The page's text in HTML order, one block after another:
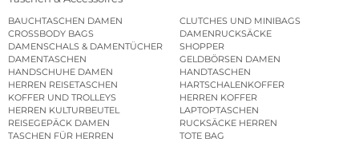
BAUCHTASCHEN DAMEN
CLUTCHES UND MINIBAGS
CROSSBODY BAGS
DAMENRUCKSÄCKE
DAMENSCHALS & DAMENTÜCHER
SHOPPER
DAMENTASCHEN
GELDBÖRSEN DAMEN
HANDSCHUHE DAMEN
HANDTASCHEN
HERREN REISETASCHEN
HARTSCHALENKOFFER
KOFFER UND TROLLEYS
HERREN KOFFER
HERREN KULTURBEUTEL
LAPTOPTASCHEN
REISEGEPÄCK DAMEN
RUCKSÄCKE HERREN